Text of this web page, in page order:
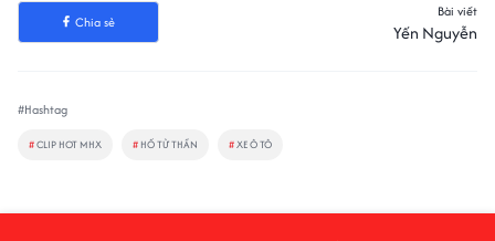
Chia sẻ
Bài viết
Yến Nguyễn
#Hashtag
#CLIP HOT MHX # HỐ TỬ THẦN #XE Ô TÔ